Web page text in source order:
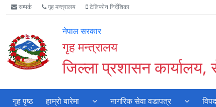
Accessibility
Mode
गर्नुहोस्
मुख्य
सामाग्री
मुख्य
नेभिगेसन
वेबसाइट
खोजमा
सम्पर्क गृह मन्त्रालय टेलिफोन निर्देशिका
नेपाल सरकार
गृह मन्त्रालय
जिल्ला प्रशासन कार्यालय,
गृह पृष्ठ हाम्रो बारेमा नागरिक सेवा वडापत्र